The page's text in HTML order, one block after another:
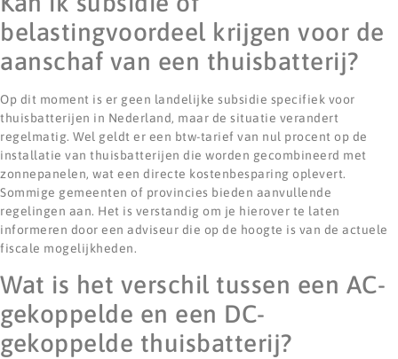
belastingvoordeel krijgen voor de
aanschaf van een thuisbatterij?
Op dit moment is er geen landelijke subsidie specifiek voor
thuisbatterijen in Nederland, maar de situatie verandert
regelmatig. Wel geldt er een btw-tarief van nul procent op de
installatie van thuisbatterijen die worden gecombineerd met
zonnepanelen, wat een directe kostenbesparing oplevert.
Sommige gemeenten of provincies bieden aanvullende
regelingen aan. Het is verstandig om je hierover te laten
informeren door een adviseur die op de hoogte is van de actuele
fiscale mogelijkheden.
Wat is het verschil tussen een AC-
gekoppelde en een DC-
gekoppelde thuisbatterij?